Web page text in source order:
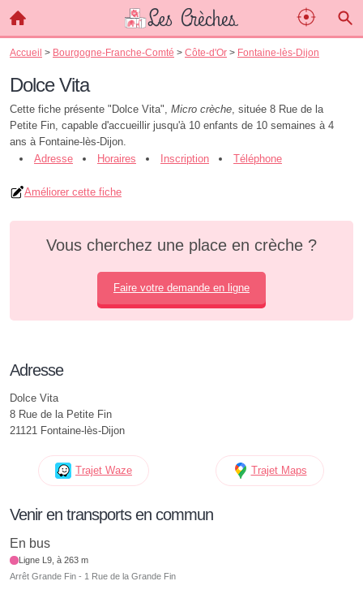
Accueil > Bourgogne-Franche-Comté > Côte-d'Or > Fontaine-lès-Dijon
Dolce Vita
Cette fiche présente "Dolce Vita", Micro crèche, située 8 Rue de la
Petite Fin, capable d'accueillir jusqu'à 10 enfants de 10 semaines à 4
ans à Fontaine-lès-Dijon.
Adresse
Horaires Inscription Téléphone
Améliorer cette fiche
Vous cherchez une place en crèche ?
Faire votre demande en ligne
Adresse
Dolce Vita
8 Rue de la Petite Fin
21121 Fontaine-lès-Dijon
Trajet Waze Trajet Maps
Venir en transports en commun
En bus
Ligne L9, à 263 m
Arrêt Grande Fin - 1 Rue de la Grande Fin